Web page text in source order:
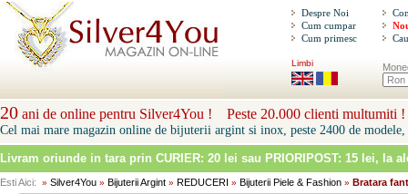
Despre Noi
Cum cumpar
Cum primesc
Limbi
20 ani de online pentru Silver4You ! Peste 20.000 clienti multumiti !
Cel mai mare magazin online de bijuterii argint si inox, peste 2400 de modele,
Livram oriunde in tara prin CURIER: 20 lei sau PRIORIPOST: 15 lei, la
Esti Aici: » Silver4You » Bijuterii Argint » REDUCERI » Bijuterii Piele & Fashion » Bratara